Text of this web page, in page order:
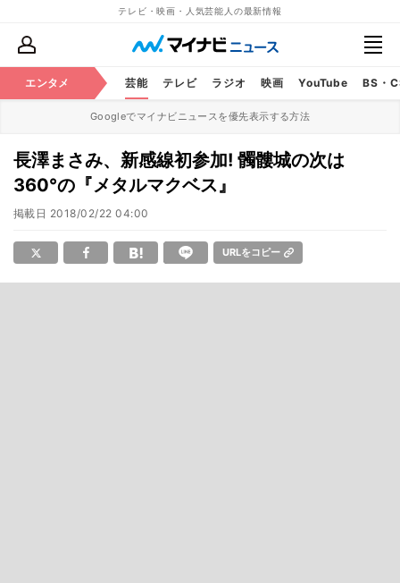
テレビ・映画・人気芸能人の最新情報
エンタメ 芸能 テレビ ラジオ 映画 YouTube BS・
Googleでマイナビニュースを優先表示する方法
長澤まさみ、新感線初参加! 髑髏城の次は
360°の『メタルマクベス』
掲載日 2018/02/22 04:00
URLをコピー